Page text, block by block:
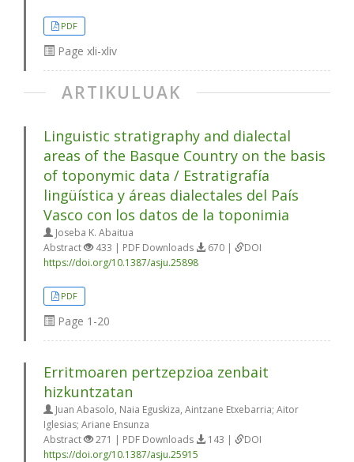
PDF
Page xli-xliv
ARTIKULUAK
Linguistic stratigraphy and dialectal
areas of the Basque Country on the basis
of toponymic data / Estratigrafía
lingüística y áreas dialectales del País
Vasco con los datos de la toponimia
Joseba K. Abaitua
Abstract
433 | PDF Downloads 670 |
DOI
https://doi.org/10.1387/asju.25898
PDF
Page 1-20
Erritmoaren pertzepzioa zenbait
hizkuntzatan
Juan Abasolo, Naia Eguskiza, Aintzane Etxebarria; Aitor
Iglesias; Ariane Ensunza
Abstract
271 | PDF Downloads 143 |
DOI
https://doi.org/10.1387/asju.25915